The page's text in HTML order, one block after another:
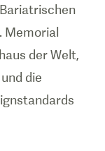
der Welt,
die